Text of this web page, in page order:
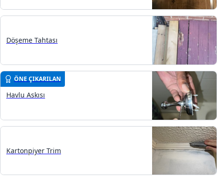
Döşeme Tahtası
ÖNE ÇIKARILAN
Havlu Askısı
Kartonpiyer Trim